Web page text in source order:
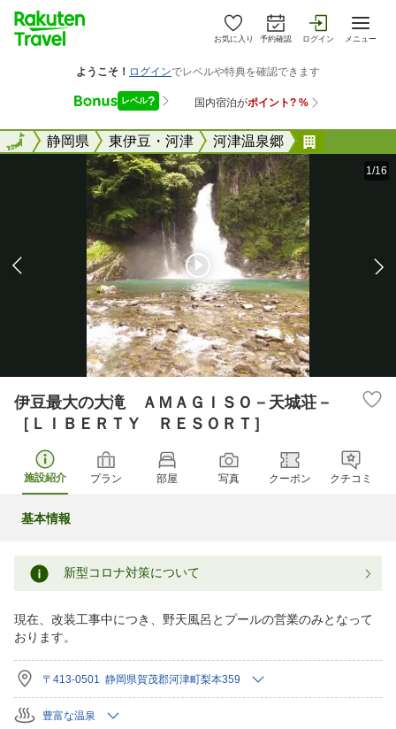
お気に入り 予約確認 ログイン メニュー
全国静岡県 東伊豆・河津 河津温泉郷
全国
1/16
伊豆最大の大滝 ＡＭＡＧＩＳＯ－天城荘－
［ＬＩＢＥＲＴＹ ＲＥＳＯＲＴ］
施設紹介 プラン 部屋 写真 クーポン クチコミ
基本情報
新型コロナ対策について
現在、改装工事中につき、野天風呂とプールの営業のみとなって
おります。
〒413-0501 静岡県賀茂郡河津町梨本359
豊富な温泉